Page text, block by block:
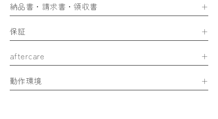
納品書・請求書・領収書
保証
aftercare
動作環境